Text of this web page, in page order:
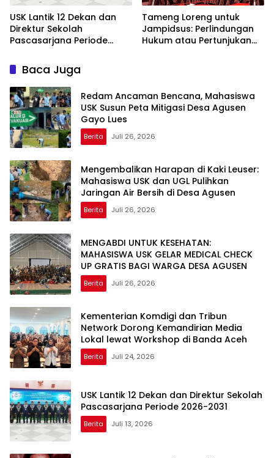
USK Lantik 12 Dekan dan
Direktur Sekolah
Pascasarjana Periode
Tameng Loreng untuk
Jampidsus: Perlindungan
Hukum atau Pertunjukan
Baca Juga
Redam Ancaman Bencana, Mahasiswa
USK Susun Peta Mitigasi Desa Agusen
Gayo Lues
Berita Juli 26, 2026
Mengembalikan Harapan di Kaki Leuser:
Mahasiswa USK dan UGL Pulihkan
Jaringan Air Bersih di Desa Agusen
Berita Juli 26, 2026
MENGABDI UNTUK KESEHATAN:
MAHASISWA USK GELAR MEDICAL CHECK
Berita Juli 26, 2026
Kementerian Komdigi dan Tribun
Network Dorong Kemandirian Media
Lokal lewat Workshop di Banda Aceh
Berita Juli 24, 2026
USK Lantik 12 Dekan dan Direktur Sekolah
Pascasarjana Periode 2026-2031
Berita Juli 13, 2026